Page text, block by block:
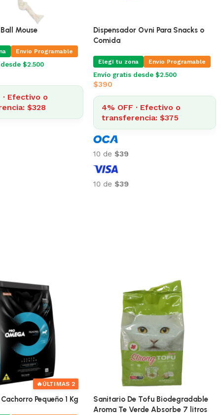
Mouse
Envio Programable
$2.500
· Efectivo o
$328
Dispensador Ovni Para Snacks o
Comida
Elegí tu zona Envio Programable
Envío gratis desde $2.500
$390
4% OFF · Efectivo o
transferencia: $375
10 de $39
10 de $39
Para Gatos Equilibrio
Shampoo Para Perros y Gatos
Dominal